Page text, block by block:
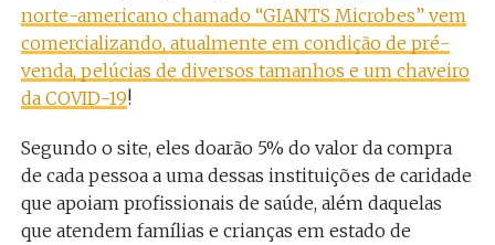
norte-americano chamado “GIANTS Microbes” vem
comercializando, atualmente em condição de pré-
venda, pelúcias de diversos tamanhos e um chaveiro
da COVID-19!
Segundo o site, eles doarão 5% do valor da compra
de cada pessoa a uma dessas instituições de caridade
que apoiam profissionais de saúde, além daquelas
que atendem famílias e crianças em estado de